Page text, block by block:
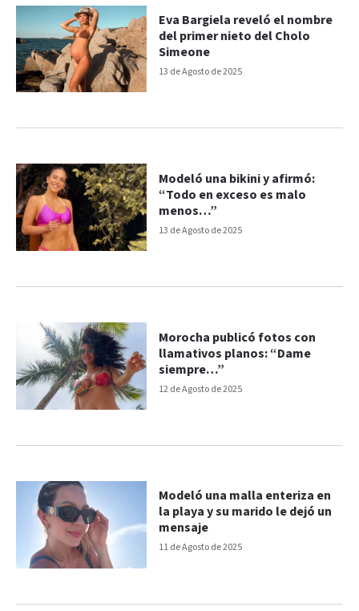
13 de Agosto de 2025
Eva Bargiela reveló el nombre
del primer nieto del Cholo
Simeone
13 de Agosto de 2025
Modeló una bikini y afirmó:
“Todo en exceso es malo
menos…”
12 de Agosto de 2025
Morocha publicó fotos con
llamativos planos: “Dame
siempre…”
11 de Agosto de 2025
Modeló una malla enteriza en
la playa y su marido le dejó un
mensaje